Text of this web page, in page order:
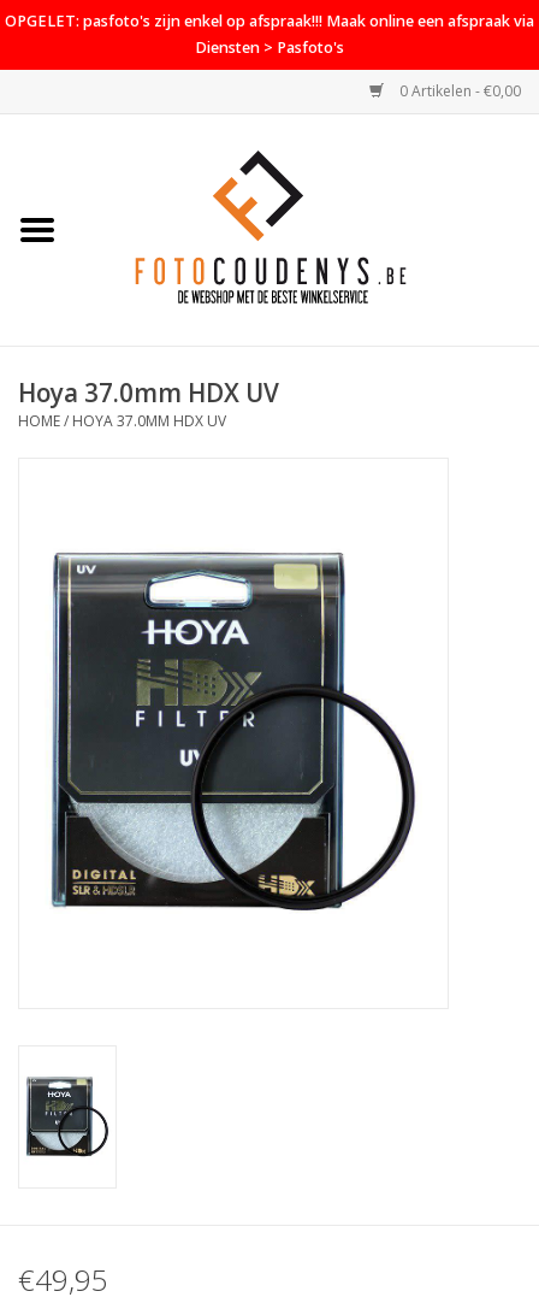
OPGELET: pasfoto's zijn enkel op afspraak!!! Maak online een afspraak via
Diensten > Pasfoto's
0 Artikelen - €0,00
Home
PROMO
Hoya 37.0mm HDX UV
HOME/ HOYA 37.0MM HDX UV
€49,95